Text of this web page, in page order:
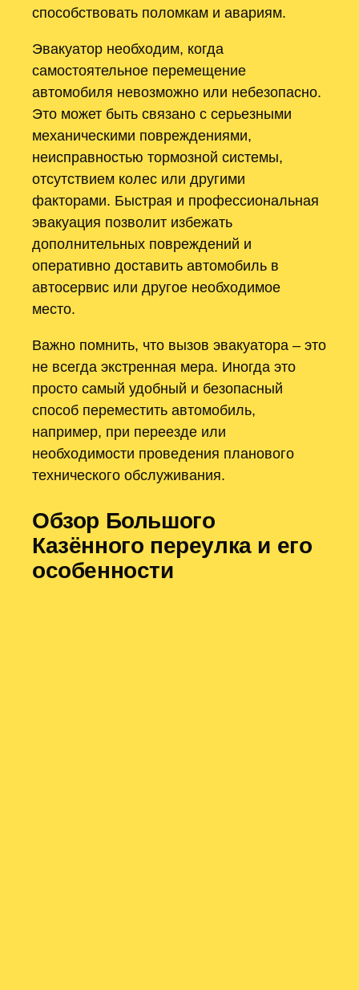
способствовать поломкам и авариям.
Эвакуатор необходим, когда
самостоятельное перемещение
автомобиля невозможно или небезопасно.
Это может быть связано с серьезными
механическими повреждениями,
неисправностью тормозной системы,
отсутствием колес или другими
факторами. Быстрая и профессиональная
эвакуация позволит избежать
дополнительных повреждений и
оперативно доставить автомобиль в
автосервис или другое необходимое
место.
Важно помнить, что вызов эвакуатора – это
не всегда экстренная мера. Иногда это
просто самый удобный и безопасный
способ переместить автомобиль,
например, при переезде или
необходимости проведения планового
технического обслуживания.
Обзор Большого
Казённого переулка и его
особенности